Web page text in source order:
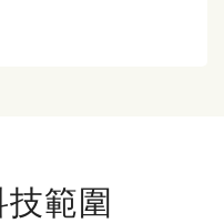
範圍